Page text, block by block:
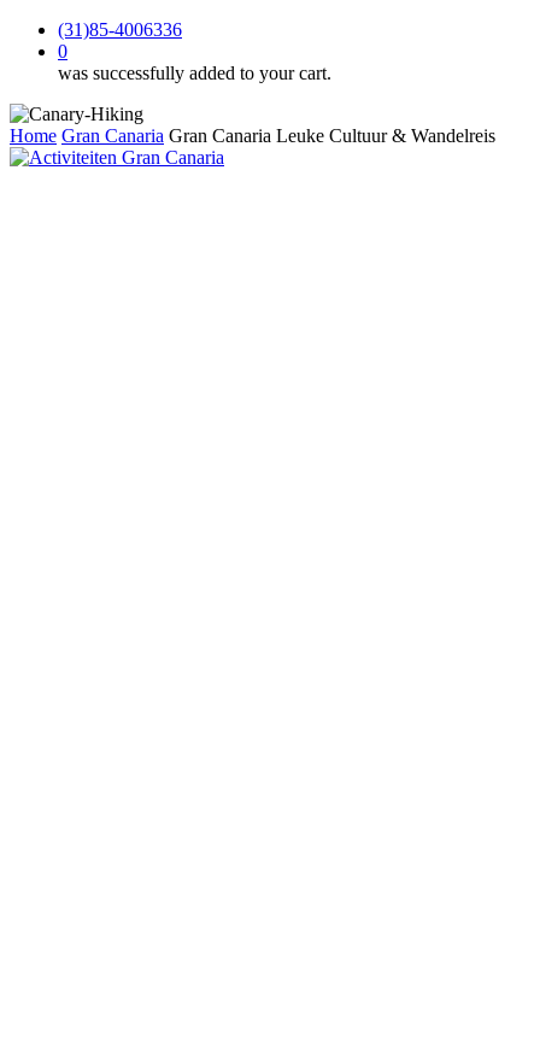
(31)85-4006336
0
was successfully added to your cart.
Home Gran Canaria Gran Canaria Leuke Cultuur & Wandelreis